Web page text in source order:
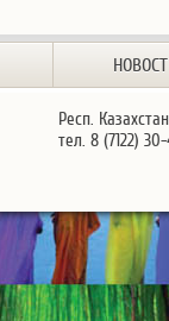
Респ.
тел. 8 (7122)